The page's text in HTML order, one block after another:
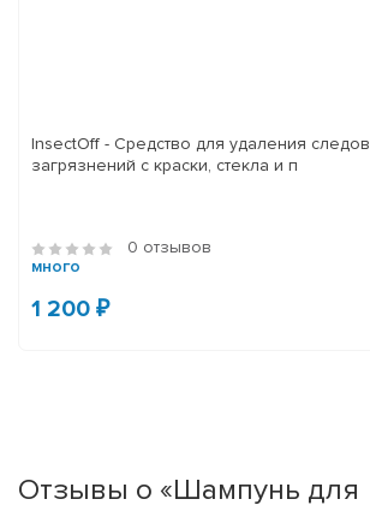
InsectOff - Средство для удаления
загрязнений с краски, стекла и п
0 отзывов
много
1 200 ₽
Отзывы о «Шампунь для